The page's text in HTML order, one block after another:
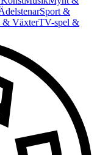
Sport &
& VäxterTV-spel &